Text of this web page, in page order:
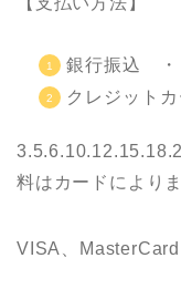
銀行振込 ・
クレジット
料はカードによりま
VISA、MasterCard